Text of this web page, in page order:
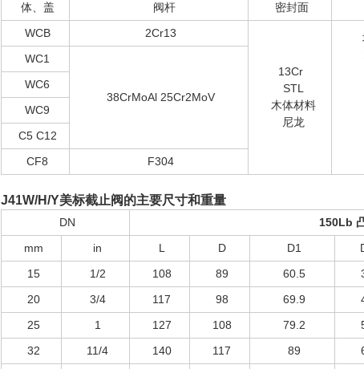
体、盖 阀杆 密封面
WCB
2Cr13
13Cr
STL
木体材料
尼龙
WC1
38CrMoAl 25Cr2MoV
WC6
WC9
C5 C12
CF8
F304
J41W/H/Y美标截止阀的主要尺寸和重量
DN 150Lb
mm
in L D D1
15
1/2 108 89 60.5
20
3/4 117 98 69.9
25
1 127 108 79.2
32
11/4 140 117 89